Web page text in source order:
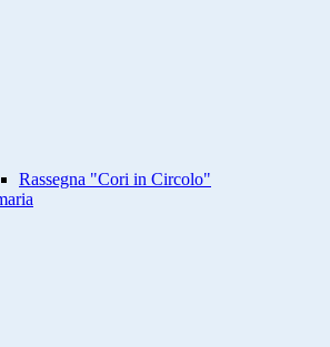
Rassegna "Cori in Circolo"